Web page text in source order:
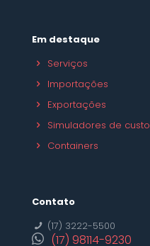
Em destaque
Serviços
Importações
Exportações
Simuladores de custo
Containers
Contato
(17) 3222-5500
(17) 98114-9230